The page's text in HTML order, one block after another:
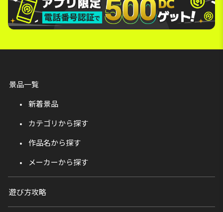
景品一覧
新着景品
カテゴリから探す
作品名から探す
メーカーから探す
遊び方攻略